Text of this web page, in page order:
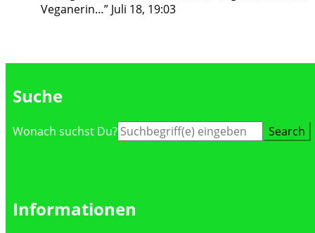
Veganerin…” Juli 18, 19:03
Suche
Suche
Wonach suchst Du?
Informationen